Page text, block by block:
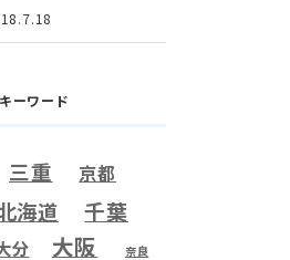
ーワード
三重 京都
海道 千葉
分 大阪 奈良